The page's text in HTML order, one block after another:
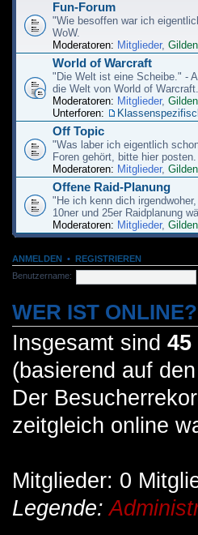
Fun-Forum
"Wie besoffen war ich
WoW.
Moderatoren: Mitglieder,
World of Warcraft
"Die Welt ist eine Scheibe." -
die Welt von World of Warcraft.
Moderatoren: Mitglieder,
Unterforen:
Off Topic
"Was laber ich eigentlich
Foren gehört, bitte hier posten.
Moderatoren: Mitglieder,
Offene Raid-Planung
"He ich kenn dich
10ner und 25er Raidplanung
Moderatoren: Mitglieder,
ANMELDEN • REGISTRIEREN
Benutzername:
WER IST ONLINE?
Insgesamt sind 45
(basierend auf
Der
zeitgleich online
Mitglieder: 0
Legende: